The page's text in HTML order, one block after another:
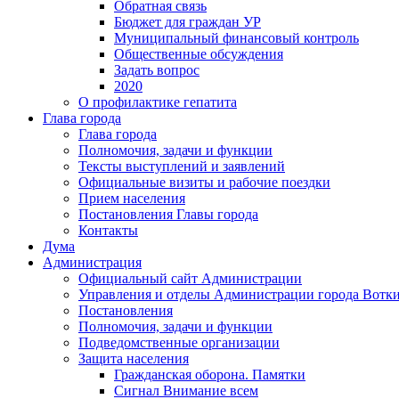
Обратная связь
Бюджет для граждан УР
Муниципальный финансовый контроль
Общественные обсуждения
Задать вопрос
2020
О профилактике гепатита
Глава города
Глава города
Полномочия, задачи и функции
Тексты выступлений и заявлений
Официальные визиты и рабочие поездки
Прием населения
Постановления Главы города
Контакты
Дума
Администрация
Официальный сайт Администрации
Управления и отделы Администрации города
Постановления
Полномочия, задачи и функции
Подведомственные организации
Защита населения
Гражданская оборона. Памятки
Сигнал Внимание всем